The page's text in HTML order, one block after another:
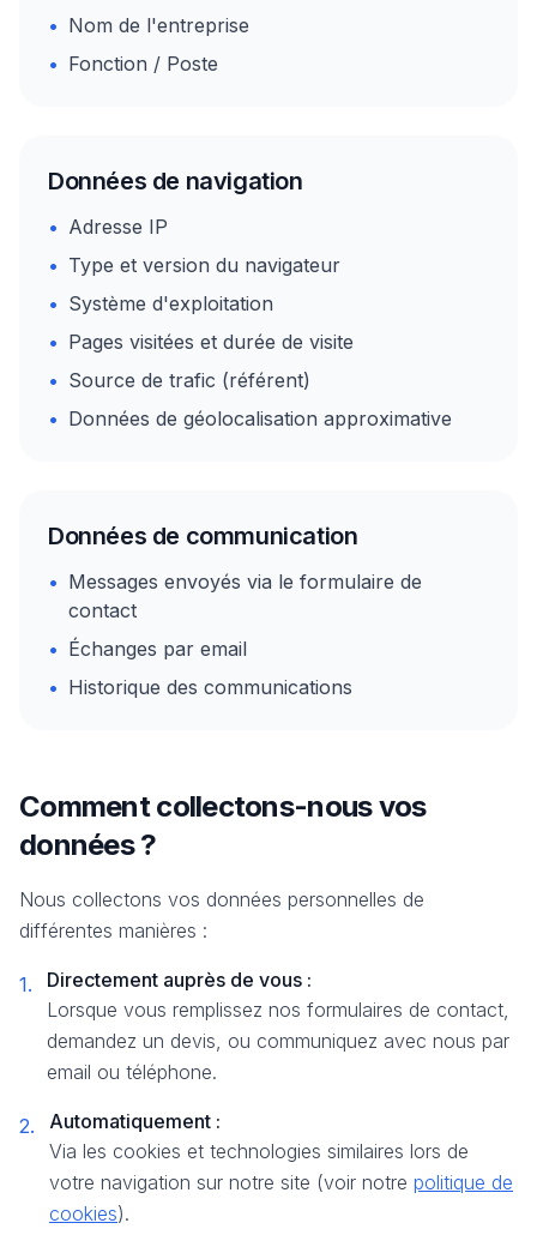
• Nom de l'entreprise
• Fonction / Poste
Données de navigation
• Adresse IP
• Type et version du navigateur
• Système d'exploitation
• Pages visitées et durée de visite
• Source de trafic (référent)
• Données de géolocalisation approximative
Données de communication
• Messages envoyés via le formulaire de
contact
• Échanges par email
• Historique des communications
Comment collectons-nous vos
données ?
Nous collectons vos données personnelles de
différentes manières :
1.
Directement auprès de vous :
Lorsque vous remplissez nos formulaires de contact,
demandez un devis, ou communiquez avec nous par
email ou téléphone.
2.
Automatiquement :
Via les cookies et technologies similaires lors de
votre navigation sur notre site (voir notre politique de
cookies).